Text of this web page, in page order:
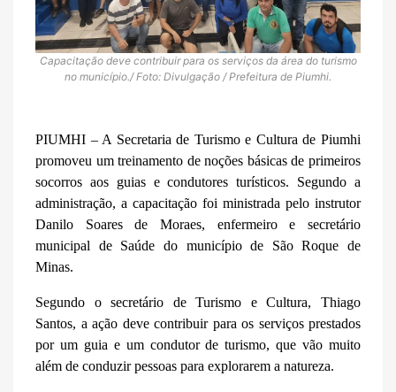
Capacitação deve contribuir para os serviços da área do turismo
no município./ Foto: Divulgação / Prefeitura de Piumhi.
PIUMHI – A Secretaria de Turismo e Cultura de Piumhi
promoveu um treinamento de noções básicas de primeiros
socorros aos guias e condutores turísticos. Segundo a
administração, a capacitação foi ministrada pelo instrutor
Danilo Soares de Moraes, enfermeiro e secretário
municipal de Saúde do município de São Roque de
Minas.
Segundo o secretário de Turismo e Cultura, Thiago
Santos, a ação deve contribuir para os serviços prestados
por um guia e um condutor de turismo, que vão muito
além de conduzir pessoas para explorarem a natureza.